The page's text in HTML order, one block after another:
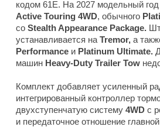
кодом 61E. На 2027 модельный
Active Touring 4WD, обычного
со Stealth Appearance Package.
устанавливается на Tremor, а
Performance и Platinum Ultimate.
машин Heavy-Duty Trailer Tow
Комплект добавляет усиленный
интегрированный контроллер
двухступенчатую систему 4WD с
и передаточное отношение